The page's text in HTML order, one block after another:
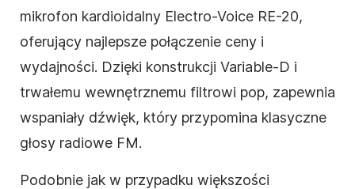
mikrofon kardioidalny Electro-Voice RE-20,
oferujący najlepsze połączenie ceny i
wydajności. Dzięki konstrukcji Variable-D i
trwałemu wewnętrznemu filtrowi pop, zapewnia
wspaniały dźwięk, który przypomina klasyczne
głosy radiowe FM.
Podobnie jak w przypadku większości